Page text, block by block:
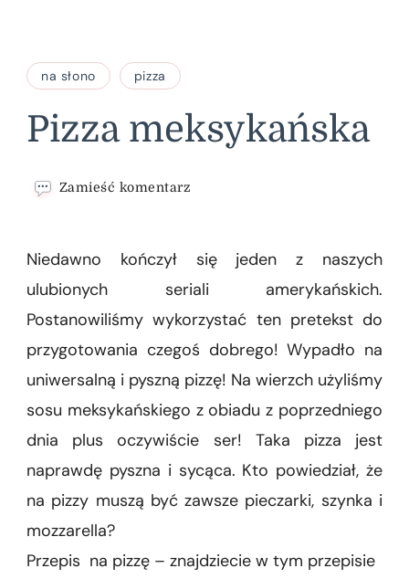
na słono pizza
Pizza meksykańska
Zamieść komentarz
Niedawno kończył się jeden z naszych
ulubionych seriali amerykańskich.
Postanowiliśmy wykorzystać ten pretekst do
przygotowania czegoś dobrego! Wypadło na
uniwersalną i pyszną pizzę! Na wierzch użyliśmy
sosu meksykańskiego z obiadu z poprzedniego
dnia plus oczywiście ser! Taka pizza jest
naprawdę pyszna i sycąca. Kto powiedział, że
na pizzy muszą być zawsze pieczarki, szynka i
mozzarella?
Przepis na pizzę – znajdziecie w tym przepisie